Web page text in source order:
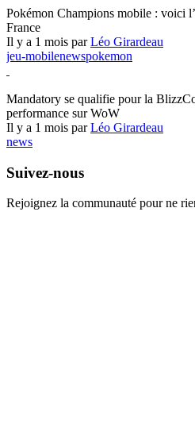
Pokémon Champions mobile : voici
France
Il y a 1 mois parLéo Girardeau
jeu-mobilenewspokemon
Mandatory se qualifie pour la
performance sur WoW
Il y a 1 mois parLéo Girardeau
news
Suivez-nous
Rejoignez la communauté pour ne